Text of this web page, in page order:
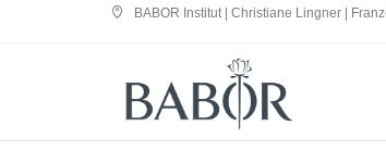
BABOR Institut | Christiane Lingner |